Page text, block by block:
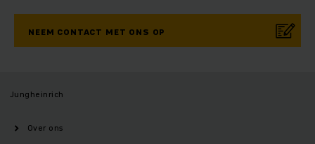
NEEM CONTACT MET ONS OP
Jungheinrich
Over ons